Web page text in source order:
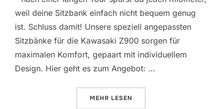
weil deine Sitzbank einfach nicht bequem genug
ist. Schluss damit! Unsere speziell angepassten
Sitzbänke für die Kawasaki Z900 sorgen für
maximalen Komfort, gepaart mit individuellem
Design. Hier geht es zum Angebot: …
MEHR ÜBER „NEU IM SHOP |
LESEN